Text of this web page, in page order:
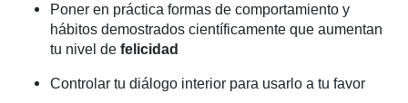
Poner en práctica formas de comportamiento y
hábitos demostrados científicamente que aumentan
tu nivel de felicidad
Controlar tu diálogo interior para usarlo a tu favor